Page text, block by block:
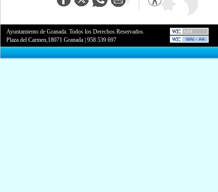
Ayuntamiento de Granada. Todos los Derechos Reservados.
Plaza del Carmen,18071 Granada |958 539 697